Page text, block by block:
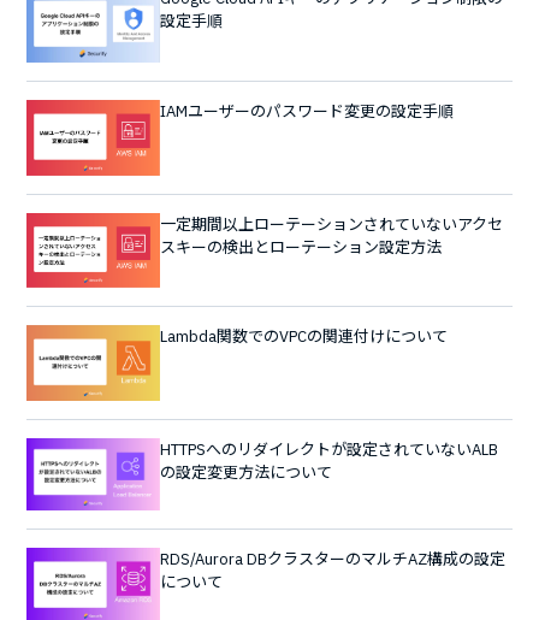
設定手順
IAMユーザーのパスワード変更の設定手順
一定期間以上ローテーションされていないアクセ
スキーの検出とローテーション設定方法
Lambda関数でのVPCの関連付けについて
HTTPSへのリダイレクトが設定されていないALB
の設定変更方法について
RDS/Aurora DBクラスターのマルチAZ構成の設定
について